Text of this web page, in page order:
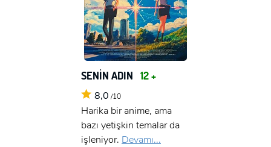
SENİN ADIN 12 +
8,0 /10
Harika bir anime, ama
bazı yetişkin temalar da
işleniyor. Devamı...